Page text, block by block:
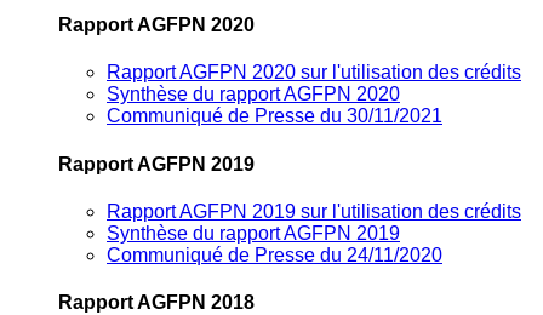
Rapport AGFPN 2020
Rapport AGFPN 2020 sur l'utilisation des crédits
Synthèse du rapport AGFPN 2020
Communiqué de Presse du 30/11/2021
Rapport AGFPN 2019
Rapport AGFPN 2019 sur l'utilisation des crédits
Synthèse du rapport AGFPN 2019
Communiqué de Presse du 24/11/2020
Rapport AGFPN 2018